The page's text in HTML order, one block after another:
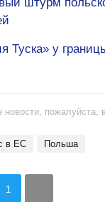
Туска» у
новости,
в ЕС Польша
1